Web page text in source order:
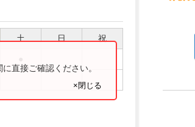
土 日 祝
直接ご確認ください。
×閉じる